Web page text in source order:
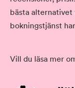
bästa alternativet
bokningstjänst
Vill du läsa mer